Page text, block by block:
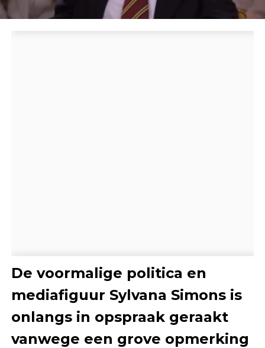
De voormalige politica en
mediafiguur Sylvana Simons is
onlangs in opspraak geraakt
vanwege een grove opmerking